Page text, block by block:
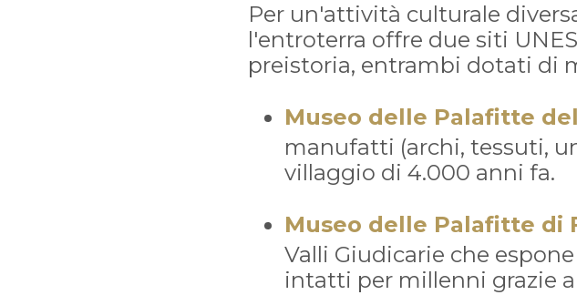
Per un'attività culturale
l'entroterra offre due siti
preistoria, entrambi dotati di
Museo delle Palafitte
manufatti (archi, tessuti,
villaggio di 4.000 anni fa.
Museo delle Palafitte di
Valli Giudicarie che
intatti per millenni grazie